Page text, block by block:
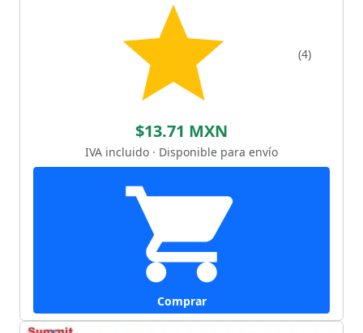
(4)
$13.71 MXN
IVA incluido · Disponible para envío
Comprar